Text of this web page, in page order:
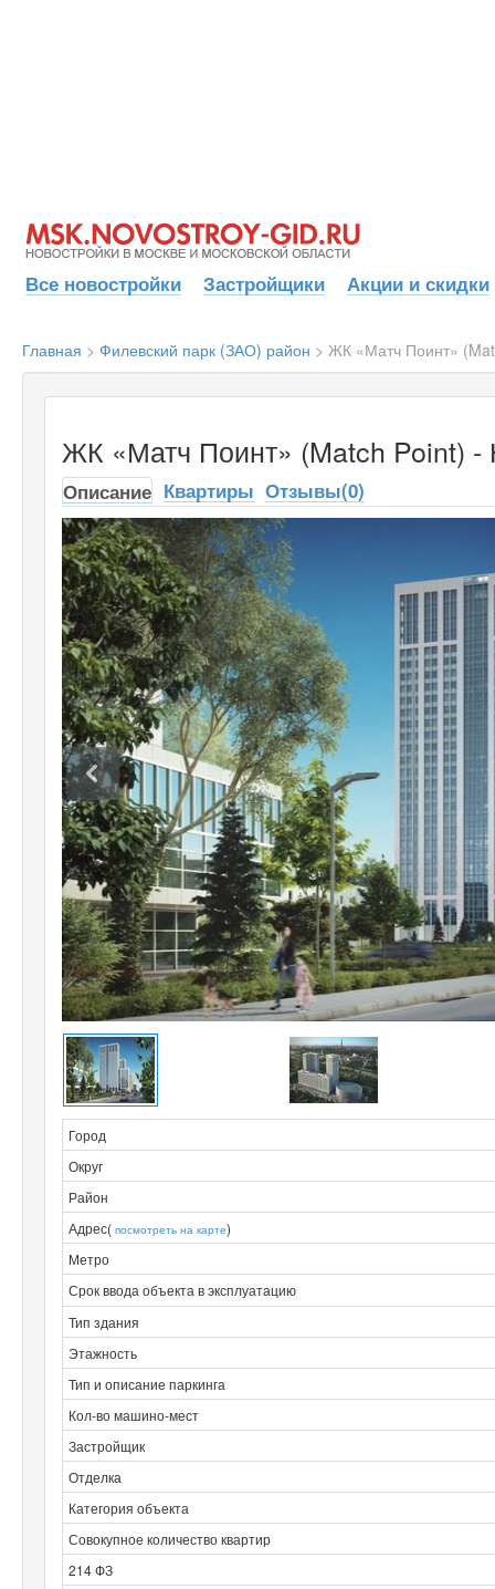
Все новостройки Застройщики Акции и скидки
Главная > Филевский парк (ЗАО) район > ЖК «Матч Поинт»
ЖК «Матч Поинт» (Match Point) -
Описание Квартиры Отзывы(0)
Город
Округ
Район
Адрес( посмотреть на карте)
Метро
Срок ввода объекта в эксплуатацию
Тип здания
Этажность
Тип и описание паркинга
Кол-во машино-мест
Застройщик
Отделка
Категория объекта
Совокупное количество квартир
214 ФЗ